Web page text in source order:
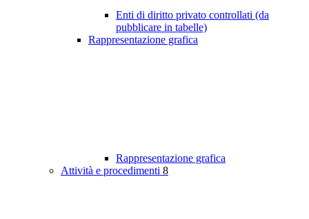
Enti di diritto privato controllati (da
pubblicare in tabelle)
Rappresentazione grafica
Rappresentazione grafica
Attività e procedimenti 8